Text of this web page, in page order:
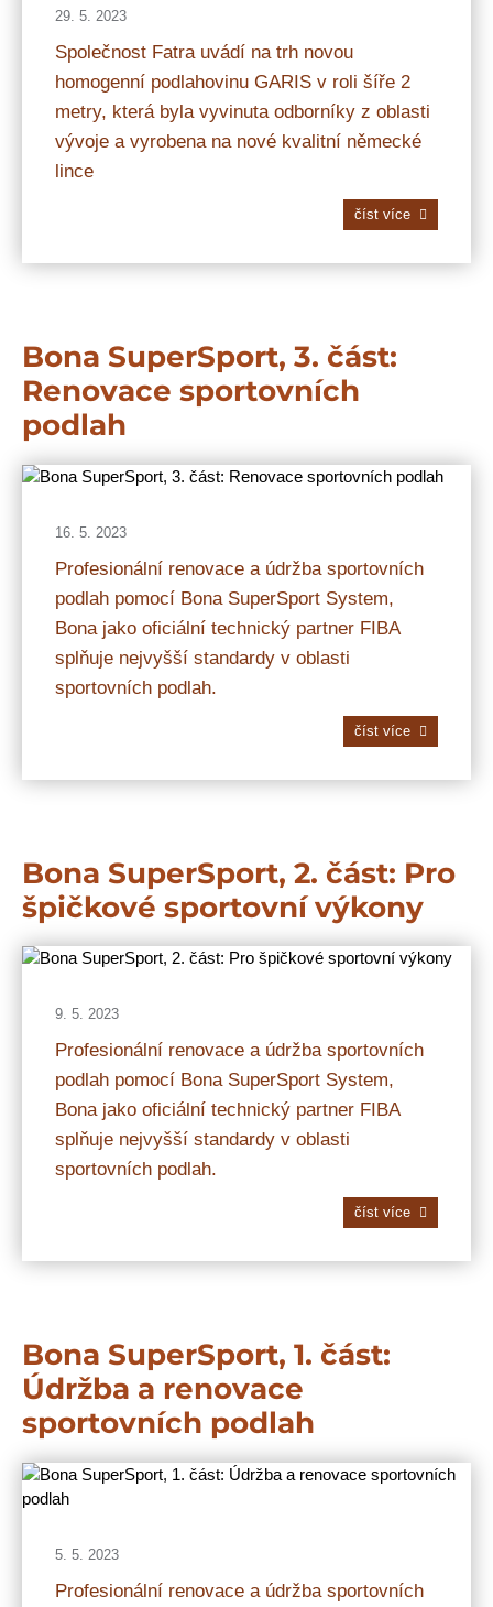
29. 5. 2023
Společnost Fatra uvádí na trh novou
homogenní podlahovinu GARIS v roli šíře 2
metry, která byla vyvinuta odborníky z oblasti
vývoje a vyrobena na nové kvalitní německé
lince
číst více
Bona SuperSport, 3. část:
Renovace sportovních
podlah
16. 5. 2023
Profesionální renovace a údržba sportovních
podlah pomocí Bona SuperSport System,
Bona jako oficiální technický partner FIBA
splňuje nejvyšší standardy v oblasti
sportovních podlah.
číst více
Bona SuperSport, 2. část: Pro
špičkové sportovní výkony
9. 5. 2023
Profesionální renovace a údržba sportovních
podlah pomocí Bona SuperSport System,
Bona jako oficiální technický partner FIBA
splňuje nejvyšší standardy v oblasti
sportovních podlah.
číst více
Bona SuperSport, 1. část:
Údržba a renovace
sportovních podlah
5. 5. 2023
Profesionální renovace a údržba sportovních